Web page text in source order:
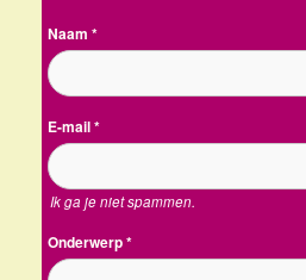
Naam *
E-mail*
Ik ga je niet spammen.
Onderwerp*